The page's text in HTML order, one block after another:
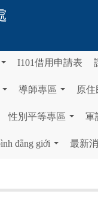
I101借用申請表
導師專區 原
性別平等專區 軍
đẳng giới 最新